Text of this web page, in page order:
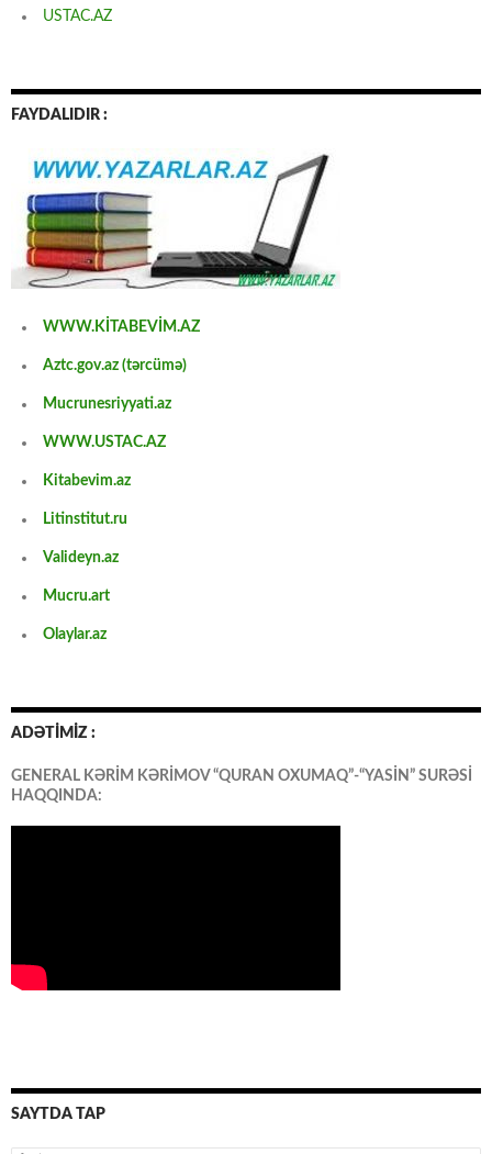
USTAC.AZ
FAYDALIDIR :
WWW.KİTABEVİM.AZ
Aztc.gov.az (tərcümə)
Mucrunesriyyati.az
WWW.USTAC.AZ
Kitabevim.az
Litinstitut.ru
Valideyn.az
Mucru.art
Olaylar.az
ADƏTİMİZ :
GENERAL KƏRİM KƏRİMOV “QURAN OXUMAQ”-“YASİN” SURƏSİ
HAQQINDA:
SAYTDA TAP